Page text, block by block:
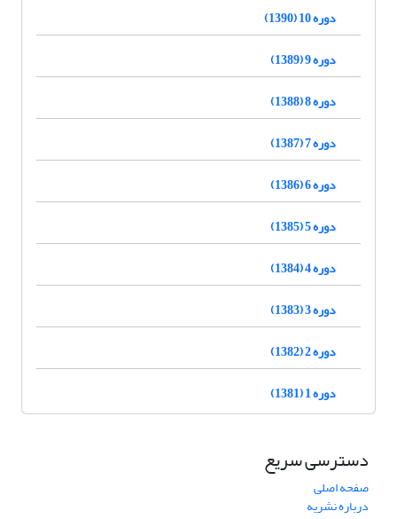
دوره 10 (1390)
دوره 9 (1389)
دوره 8 (1388)
دوره 7 (1387)
دوره 6 (1386)
دوره 5 (1385)
دوره 4 (1384)
دوره 3 (1383)
دوره 2 (1382)
دوره 1 (1381)
دسترسی سریع
صفحه اصلی
درباره نشریه